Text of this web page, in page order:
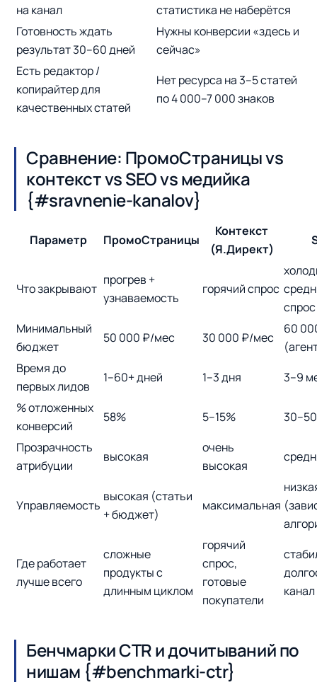
на канал
статистика не наберётся
Готовность ждать
результат 30–60 дней
Нужны конверсии «здесь и
сейчас»
Есть редактор /
копирайтер для
качественных статей
Нет ресурса на 3–5 статей
по 4 000–7 000 знаков
Сравнение: ПромоСтраницы vs
контекст vs SEO vs медийка
{#sravnenie-kanalov}
Параметр ПромоСтраницы
Контекст
(Я.Директ)
Что закрывают
прогрев +
узнаваемость
горячий спрос
спрос
Минимальный
бюджет
50 000 ₽/мес 30 000 ₽/мес
60
Время до
первых лидов
1–60+ дней 1–3 дня
3–9
% отложенных
конверсий
58% 5–15%
Прозрачность
атрибуции
высокая
очень
высокая
Управляемость
высокая (статьи
+ бюджет)
максимальная
Где работает
лучше всего
сложные
продукты с
длинным циклом
горячий
спрос,
готовые
покупатели
канал
Бенчмарки CTR и дочитываний по
нишам {#benchmarki-ctr}